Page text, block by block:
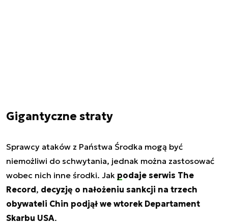
Gigantyczne straty
Sprawcy ataków z Państwa Środka mogą być
niemożliwi do schwytania, jednak można zastosować
wobec nich inne środki. Jak podaje serwis The
Record, decyzję o nałożeniu sankcji na trzech
obywateli Chin podjął we wtorek Departament
Skarbu USA.